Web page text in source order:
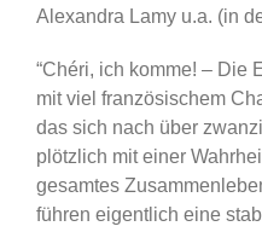
Alexandra Lamy u.a. (in
“Chéri, ich komme! – Die
mit viel französischem
das sich nach über
plötzlich mit einer
gesamtes
führen eigentlich eine